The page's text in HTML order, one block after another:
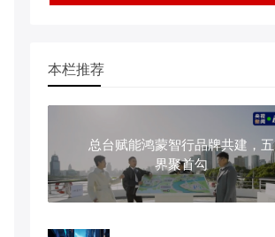
本栏推荐
总台赋能鸿蒙智行品牌共建，五
界聚首勾